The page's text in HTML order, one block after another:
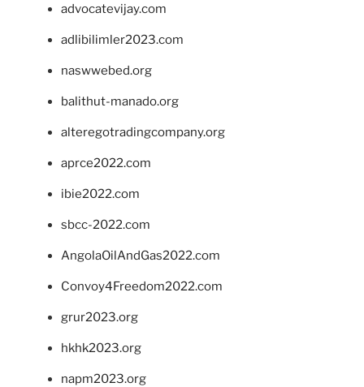
advocatevijay.com
adlibilimler2023.com
naswwebed.org
balithut-manado.org
alteregotradingcompany.org
aprce2022.com
ibie2022.com
sbcc-2022.com
AngolaOilAndGas2022.com
Convoy4Freedom2022.com
grur2023.org
hkhk2023.org
napm2023.org